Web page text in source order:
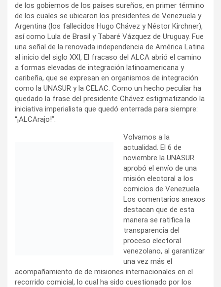
de los gobiernos de los países sureños, en primer término
de los cuales se ubicaron los presidentes de Venezuela y
Argentina (los fallecidos Hugo Chávez y Néstor Kirchner),
así como Lula de Brasil y Tabaré Vázquez de Uruguay. Fue
una señal de la renovada independencia de América Latina
al inicio del siglo XXI, El fracaso del ALCA abrió el camino
a formas elevadas de integración latinoamericana y
caribeña, que se expresan en organismos de integración
como la UNASUR y la CELAC. Como un hecho peculiar ha
quedado la frase del presidente Chávez estigmatizando la
iniciativa imperialista que quedó enterrada para siempre:
“¡ALCArajo!”.
Volvamos a la
actualidad. El 6 de
noviembre la UNASUR
aprobó el envío de una
misión electoral a los
comicios de Venezuela.
Los comentarios anexos
destacan que de esta
manera se ratifica la
transparencia del
proceso electoral
venezolano, al garantizar
una vez más el
acompañamiento de de misiones internacionales en el
recorrido comicial, lo cual ha sido cuestionado por los